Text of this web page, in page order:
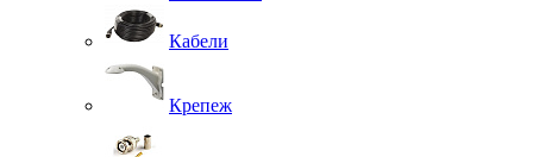
Кабели
Крепеж